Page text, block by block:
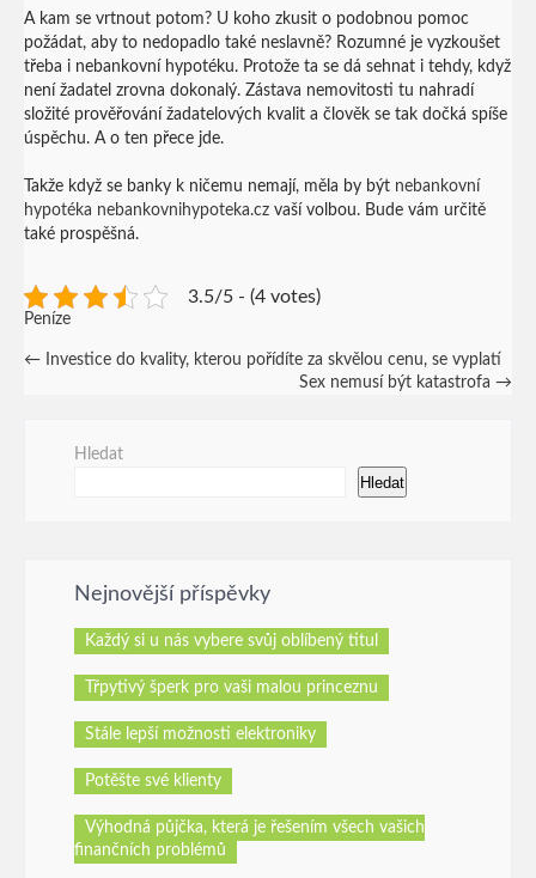
A kam se vrtnout potom? U koho zkusit o podobnou pomoc
požádat, aby to nedopadlo také neslavně? Rozumné je vyzkoušet
třeba i nebankovní hypotéku. Protože ta se dá sehnat i tehdy, když
není žadatel zrovna dokonalý. Zástava nemovitosti tu nahradí
složité prověřování žadatelových kvalit a člověk se tak dočká spíše
úspěchu. A o ten přece jde.
Takže když se banky k ničemu nemají, měla by být nebankovní
hypotéka nebankovnihypoteka.cz vaší volbou. Bude vám určitě
také prospěšná.
3.5/5 - (4 votes)
Peníze
Post
← Investice do kvality, kterou pořídíte za skvělou cenu, se vyplatí
Sex nemusí být katastrofa →
Hledat
Hledat
Nejnovější příspěvky
Každý si u nás vybere svůj oblíbený titul
Třpytivý šperk pro vaši malou princeznu
Stále lepší možnosti elektroniky
Potěšte své klienty
Výhodná půjčka, která je řešením všech vašich
finančních problémů